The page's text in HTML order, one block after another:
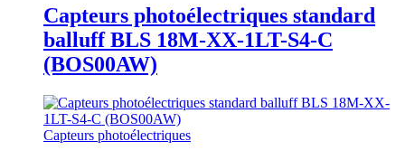
Capteurs photoélectriques standard
balluff BLS 18M-XX-1LT-S4-C
(BOS00AW)
Capteurs photoélectriques